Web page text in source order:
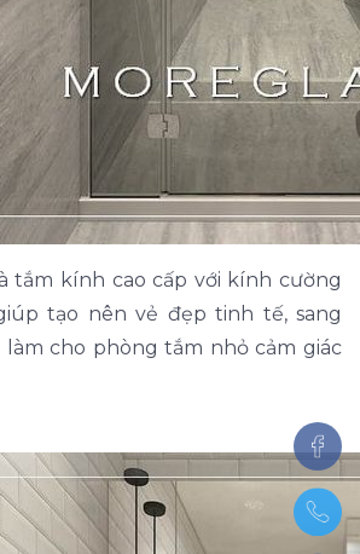
tắm kính cao cấp với kính cường
tạo nên vẻ đẹp tinh tế, sang
cho phòng tắm nhỏ cảm giác